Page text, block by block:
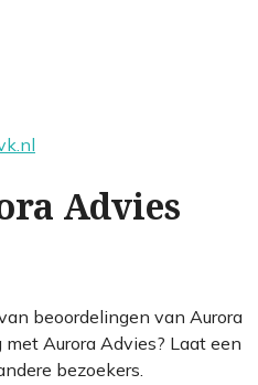
Advies
beoordelingen van Aurora
Aurora Advies? Laat een
bezoekers.